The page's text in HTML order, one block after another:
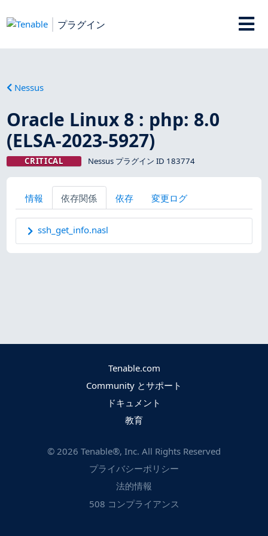
プラグイン
Nessus
Oracle Linux 8 : php: 8.0
(ELSA-2023-5927)
CRITICAL Nessus プラグイン ID 183774
情報 依存関係 依存 変更ログ
ssh_get_info.nasl
Tenable.com
Community とサポート
ドキュメント
教育
© 2026 Tenable®, Inc. All Rights Reserved
プライバシーポリシー
法的情報
508 コンプライアンス